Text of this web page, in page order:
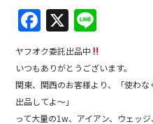
F
a
c
e
b
X
n
e
ヤフオク委託出品中
いつもありがとうございます。
関東、関西のお客様より、「使わ
出品してよ〜」
って大量の1w、アイアン、ウェッジ